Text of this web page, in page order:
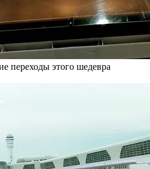
переходы этого шедевра